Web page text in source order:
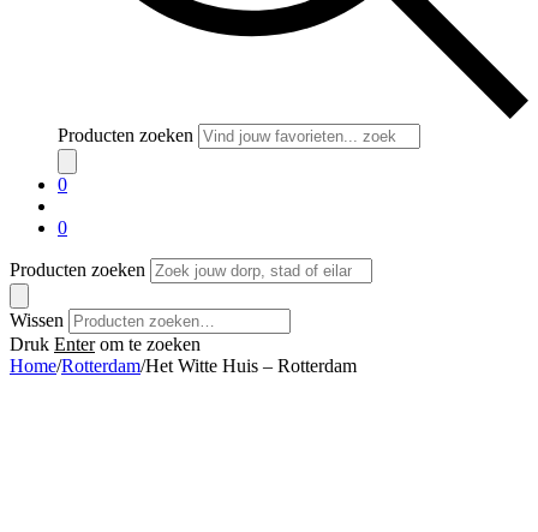
Producten zoeken
0
0
Producten zoeken
Wissen
Druk Enterom te zoeken
Home/Rotterdam/Het Witte Huis – Rotterdam